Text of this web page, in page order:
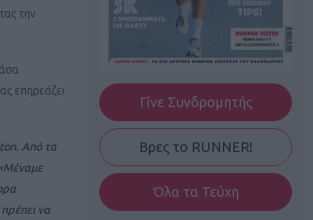
την
επηρεάζει
Aπό τα
να
Γίνε Συνδρομητής
Βρες το RUNNER!
Όλα τα Τεύχη